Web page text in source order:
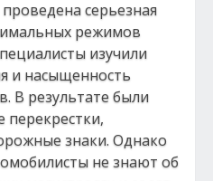
серьезная
режимов
изучили
и насыщенность
В результате были
знаки. Однако
не знают об